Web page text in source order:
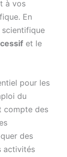
à vos
En
et le
pour les
du
compte des
des
activités